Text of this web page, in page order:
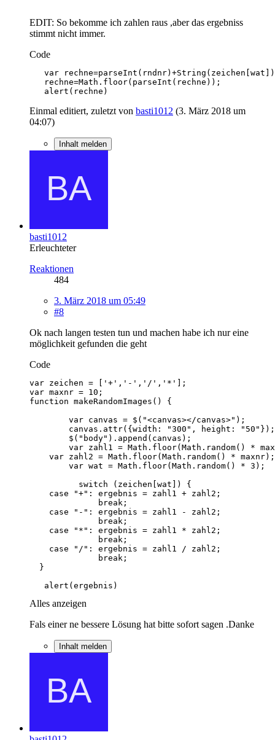
EDIT: So bekomme ich zahlen raus ,aber das ergebniss
stimmt nicht immer.
Code
alert(rechne)
Einmal editiert, zuletzt von basti1012 (3. März 2018 um
04:07)
Inhalt melden
basti1012
Erleuchteter
Reaktionen
484
3. März 2018 um 05:49
#8
Ok nach langen testen tun und machen habe ich nur eine
möglichkeit gefunden die geht
Code
   alert(ergebnis)
Alles anzeigen
Fals einer ne bessere Lösung hat bitte sofort sagen .Danke
Inhalt melden